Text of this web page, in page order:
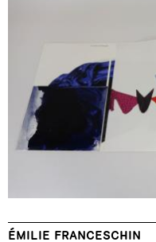
ÉMILIE FRANCESCHIN